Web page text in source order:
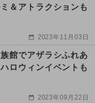
＆アトラクションも
2023年11月03日
館でアザラシふれあ
ロウィンイベントも
2023年09月22日